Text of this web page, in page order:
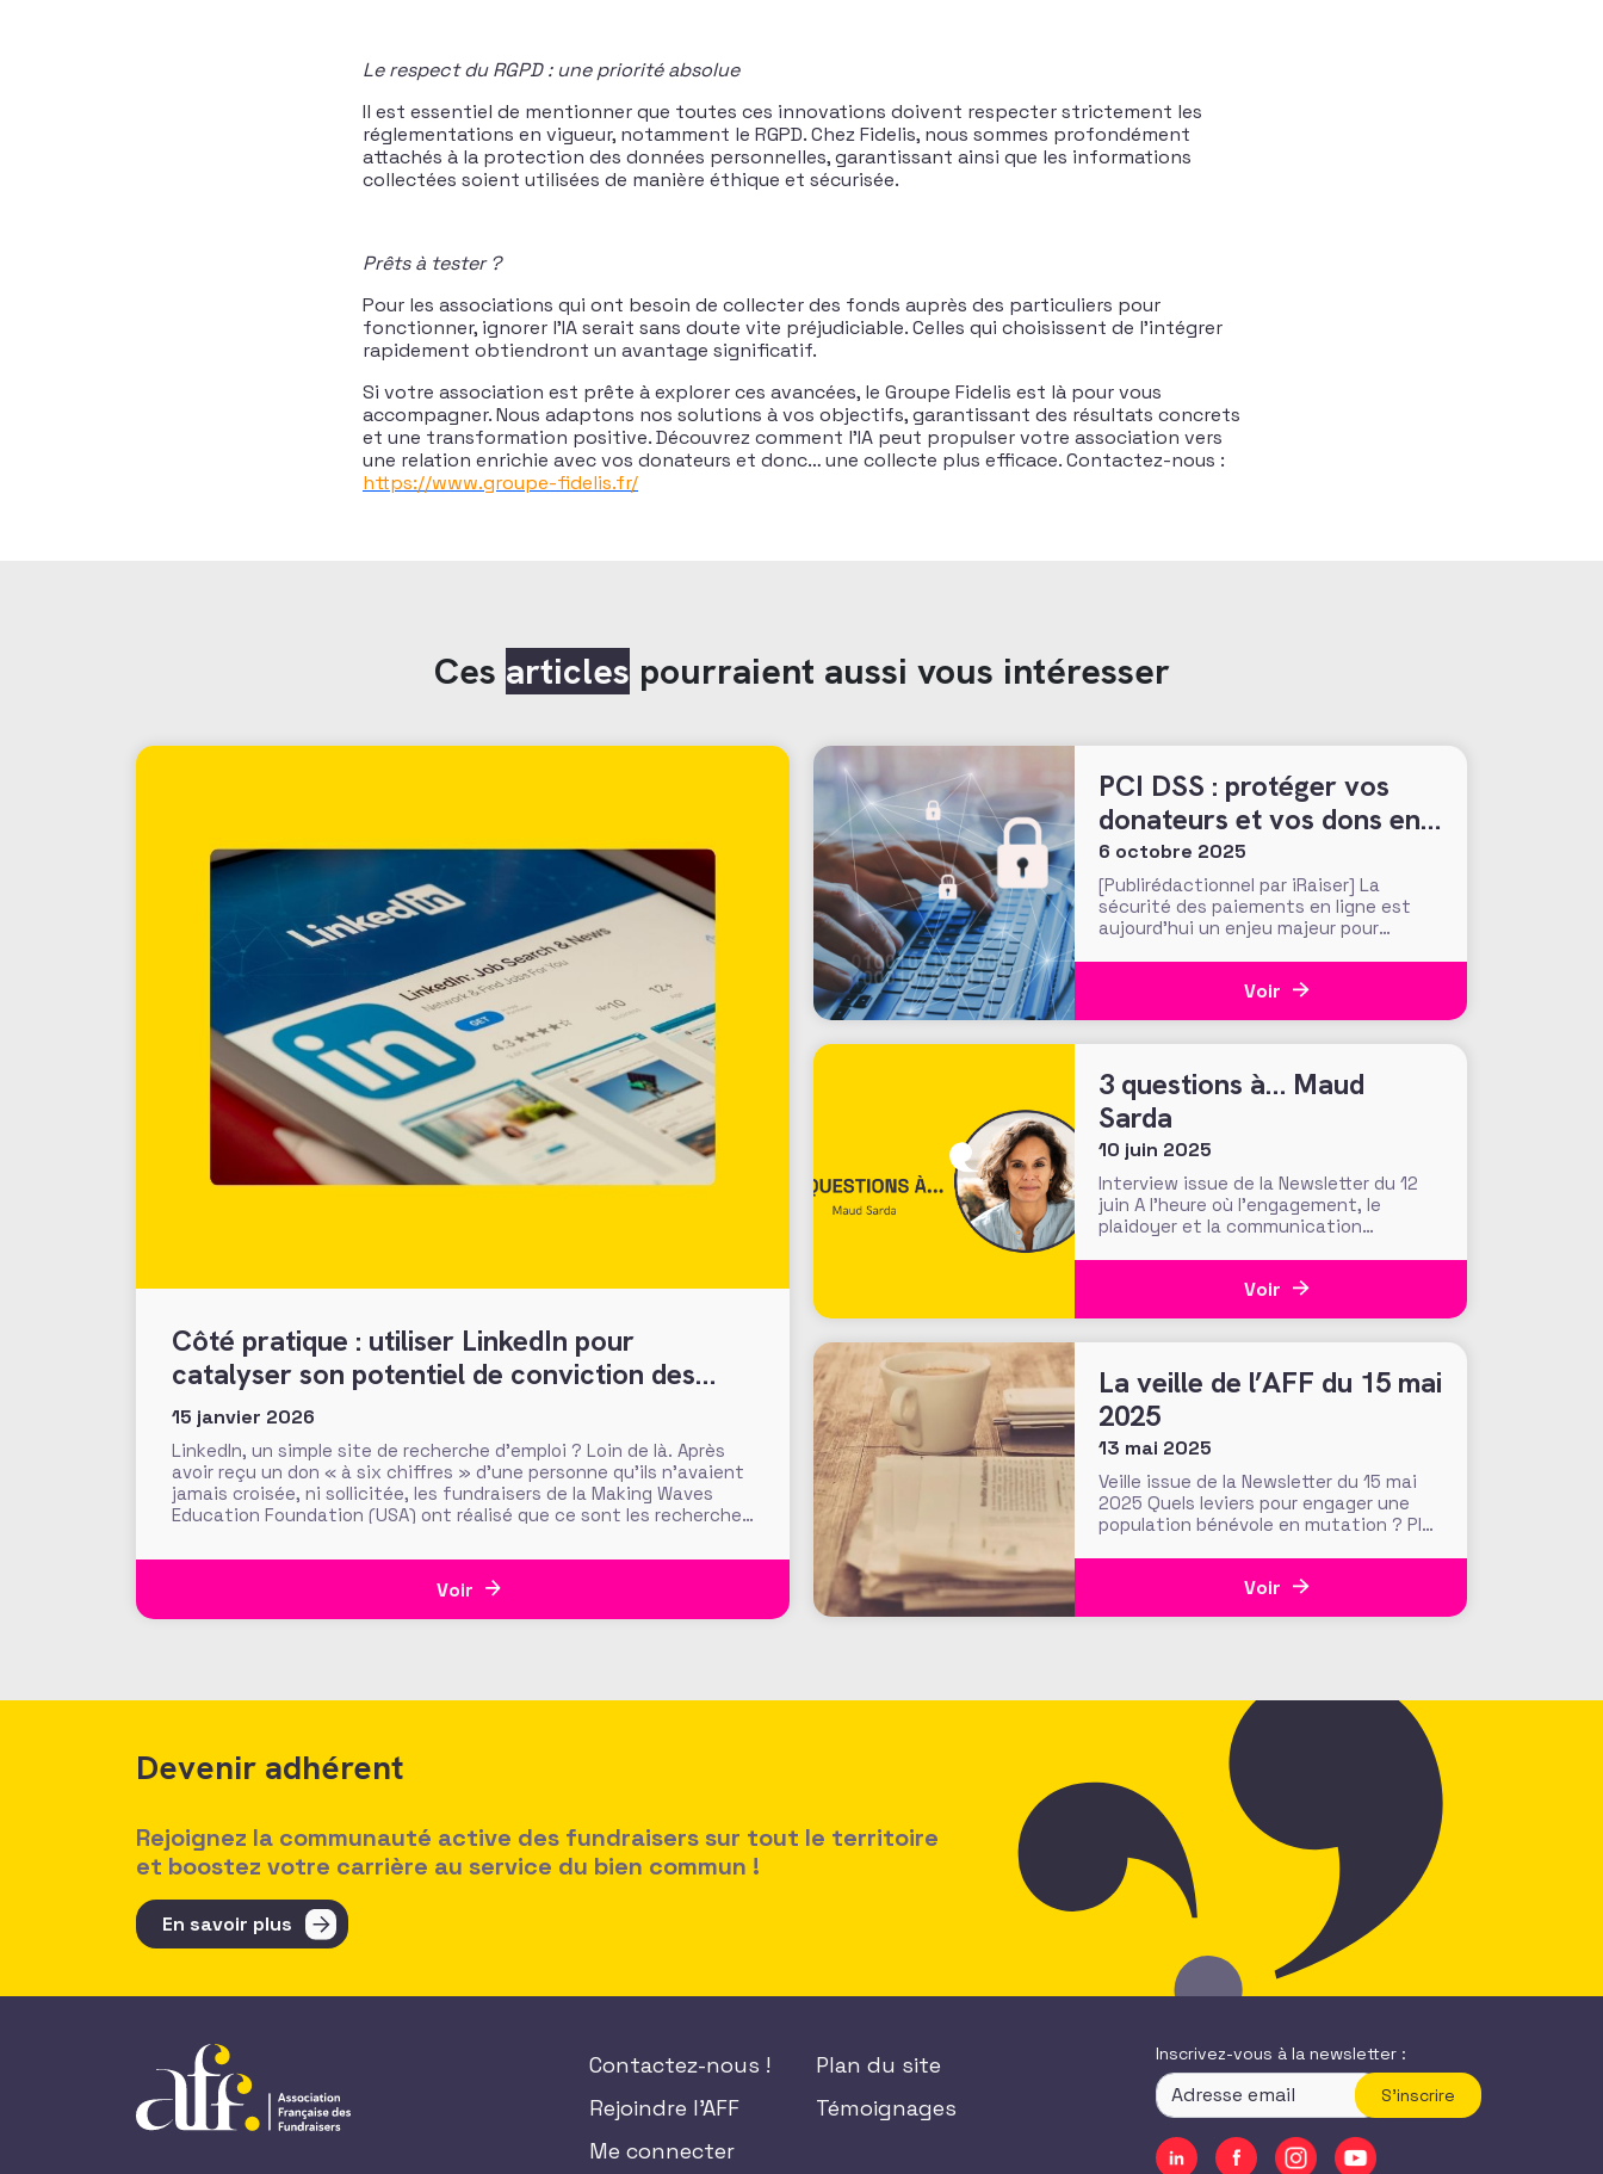
Le respect du RGPD : une priorité absolue
Il est essentiel de mentionner que toutes ces innovations doivent respecter strictement les
réglementations en vigueur, notamment le RGPD. Chez Fidelis, nous sommes profondément
attachés à la protection des données personnelles, garantissant ainsi que les informations
collectées soient utilisées de manière éthique et sécurisée.
Prêts à tester ?
Pour les associations qui ont besoin de collecter des fonds auprès des particuliers pour
fonctionner, ignorer l’IA serait sans doute vite préjudiciable. Celles qui choisissent de l’intégrer
rapidement obtiendront un avantage significatif.
Si votre association est prête à explorer ces avancées, le Groupe Fidelis est là pour vous
accompagner. Nous adaptons nos solutions à vos objectifs, garantissant des résultats concrets
et une transformation positive. Découvrez comment l’IA peut propulser votre association vers
une relation enrichie avec vos donateurs et donc… une collecte plus efficace. Contactez-nous :
https://www.groupe-fidelis.fr/
Ces articles pourraient aussi vous intéresser
Côté pratique : utiliser LinkedIn pour
catalyser son potentiel de conviction des
donateurs
15 janvier 2026
LinkedIn, un simple site de recherche d’emploi ? Loin de là. Après
avoir reçu un don « à six chiffres » d’une personne qu’ils n’avaient
jamais croisée, ni sollicitée, les fundraisers de la Making Waves
Education Foundation (USA) ont réalisé que ce sont les recherches
Voir
PCI DSS : protéger vos
donateurs et vos dons en
ligne
6 octobre 2025
[Publirédactionnel par iRaiser] La
sécurité des paiements en ligne est
aujourd’hui un enjeu majeur pour
faire un don en ligne confie des
DSS constitue le standard
Voir
3 questions à… Maud
Sarda
10 juin 2025
Interview issue de la Newsletter du 12
juin A l’heure où l’engagement, le
plaidoyer et la communication
pourquoi y user de soi pour promouvoir
l’intervention
Voir
La veille de l’AFF du 15 mai
2025
13 mai 2025
Veille issue de la Newsletter du 15 mai
2025 Quels leviers pour engager une
population bénévole en mutation ? Plus
voilà en résumé les mutations des
Voir
Devenir adhérent
Rejoignez la communauté active des fundraisers sur tout le territoire
et boostez votre carrière au service du bien commun !
En savoir plus
Contactez-nous !
Rejoindre l'AFF
Me connecter
Plan du site
Témoignages
Inscrivez-vous à la newsletter :
S'inscrire